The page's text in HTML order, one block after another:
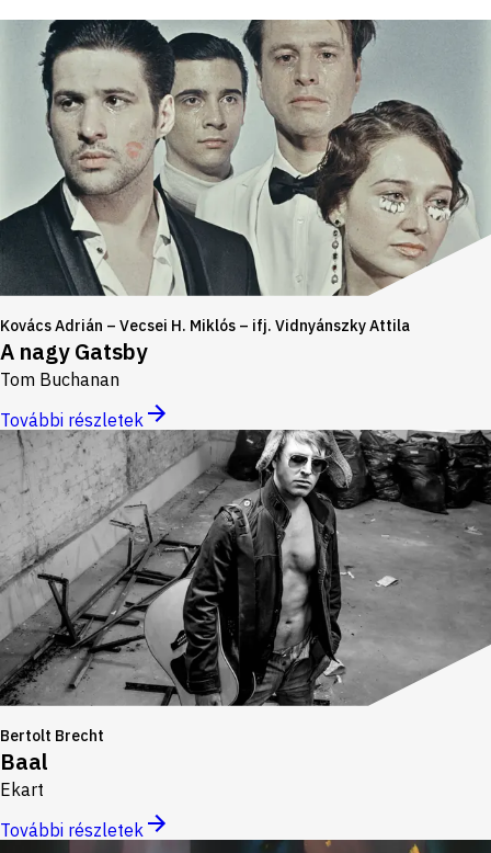
Kovács Adrián – Vecsei H. Miklós – ifj. Vidnyánszky Attila
A nagy Gatsby
Tom Buchanan
További részletek
Bertolt Brecht
Baal
Ekart
További részletek